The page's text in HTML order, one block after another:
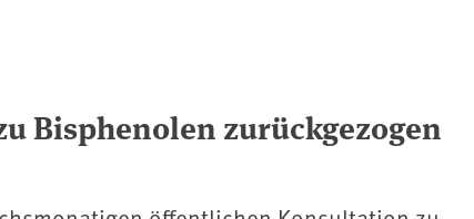
Bisphenolen zurückgezogen